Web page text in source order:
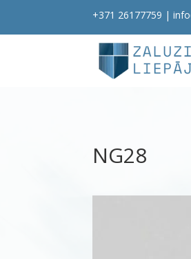
+371 26177759 |
NG28